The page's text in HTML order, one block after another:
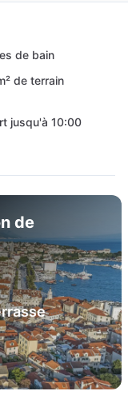
de bain
de terrain
jusqu'à 10:00
de